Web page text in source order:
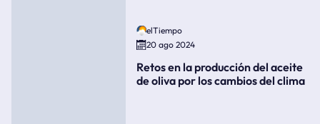
elTiempo
20 ago 2024
Retos en la producción del aceite
de oliva por los cambios del clima